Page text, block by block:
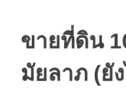
ติดต่อเรา
ขายที่ดิน
มัยลาภ (ยั